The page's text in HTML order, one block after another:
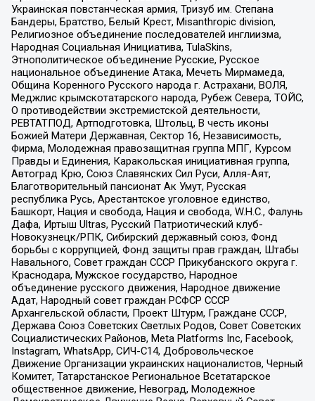
Украинская повстанческая армия, Тризуб им. Степана
Бандеры, Братство, Белый Крест, Misanthropic division,
Религиозное объединение последователей инглиизма,
Народная Социальная Инициатива, TulaSkins,
Этнополитическое объединение Русские, Русское
национальное объединение Атака, Мечеть Мирмамеда,
Община Коренного Русского народа г. Астрахани, ВОЛЯ,
Меджлис крымскотатарского народа, Рубеж Севера, ТОЙС,
О противодействии экстремистской деятельности,
РЕВТАТПОД, Артподготовка, Штольц, В честь иконы
Божией Матери Державная, Сектор 16, Независимость,
Фирма, Молодежная правозащитная группа МПГ, Курсом
Правды и Единения, Каракольская инициативная группа,
Автоград Крю, Союз Славянских Сил Руси, Алля-Аят,
Благотворительный пансионат Ак Умут, Русская
республика Русь, Арестантское уголовное единство,
Башкорт, Нация и свобода, Нация и свобода, W.H.С., Фалунь
Дафа, Иртыш Ultras, Русский Патриотический клуб-
Новокузнецк/РПК, Сибирский державный союз, Фонд
борьбы с коррупцией, Фонд защиты прав граждан, Штабы
Навального, Совет граждан СССР Прикубанского округа г.
Краснодара, Мужское государство, Народное
объединение русского движения, Народное движение
Адат, Народный совет граждан РСФСР СССР
Архангельской области, Проект Штурм, Граждане СССР,
Держава Союз Советских Светлых Родов, Совет Советских
Социалистических Районов, Meta Platforms Inc, Facebook,
Instagram, WhatsApp, СИЧ-С14, Добровольческое
Движение Организации украинских националистов, Черный
Комитет, Татарстанское Региональное Всетатарское
общественное движение, Невоград, Молодежное